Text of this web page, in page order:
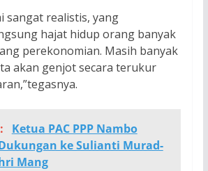
sangat realistis, yang
hajat hidup orang banyak
perekonomian. Masih banyak
akan genjot secara terukur
Ketua PAC PPP Nambo
ke Sulianti Murad-
Mang